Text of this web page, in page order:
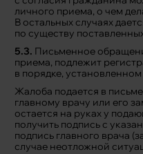
личного приема, о чем
В остальных случаях
по существу
5.3. Письменное
приема, подлежит
в порядке,
Жалоба подается в
главному врачу или его
остается на руках у
получить подпись с
подпись главного врача
случае неотложной